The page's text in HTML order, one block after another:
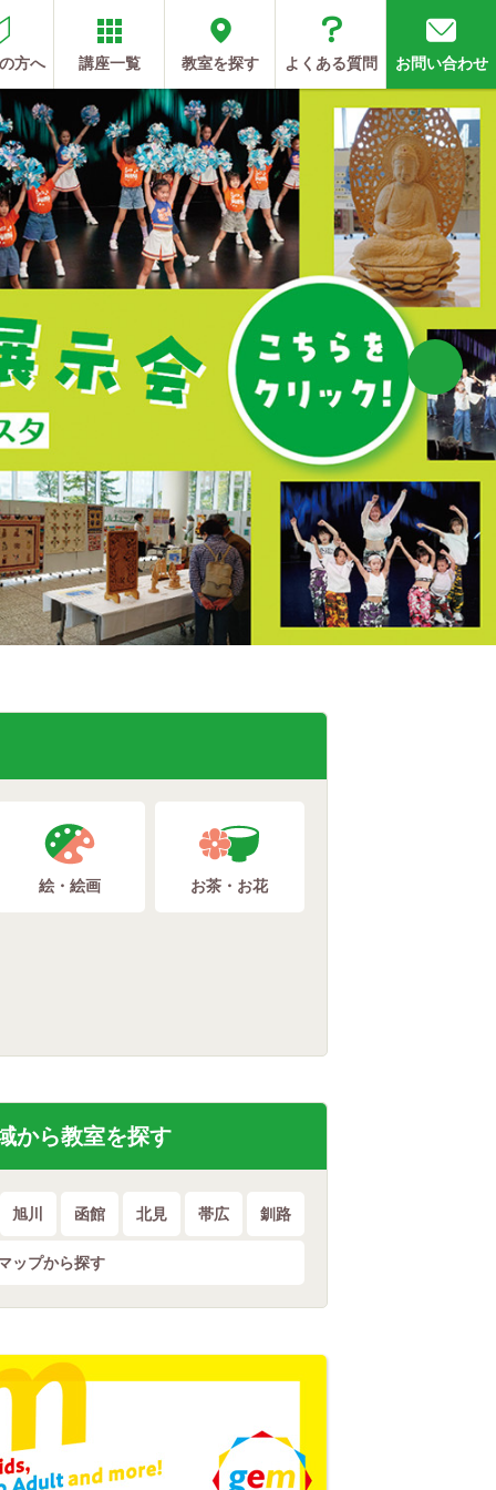
方へ 講座一覧 教室を探す よくある質問 お問い合わせ
絵・絵画 お茶・お花
から教室を探す
旭川 函館 北見 帯広 釧路
ップから探す